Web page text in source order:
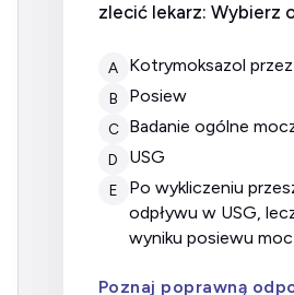
zlecić lekarz: Wybierz
A kotrymoksazol
B posiew
C badanie ogólne
D USG
E
po wykliczeniu przeszkody
odpływu w USG,
wyniku posiewu
Poznaj poprawną